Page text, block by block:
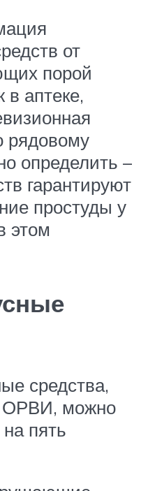
от
порой
аптеке,
рядовому
определить –
гарантируют
простуды у
этом
средства,
ОРВИ, можно
пять